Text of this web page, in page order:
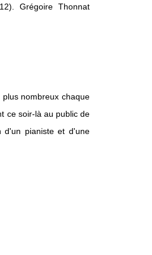
Grégoire Thonnat
nombreux chaque
ce soir-là au public de
d'un pianiste et d'une